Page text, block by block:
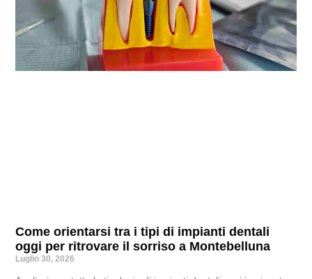
Come orientarsi tra i tipi di impianti dentali
oggi per ritrovare il sorriso a Montebelluna
Luglio 30, 2026